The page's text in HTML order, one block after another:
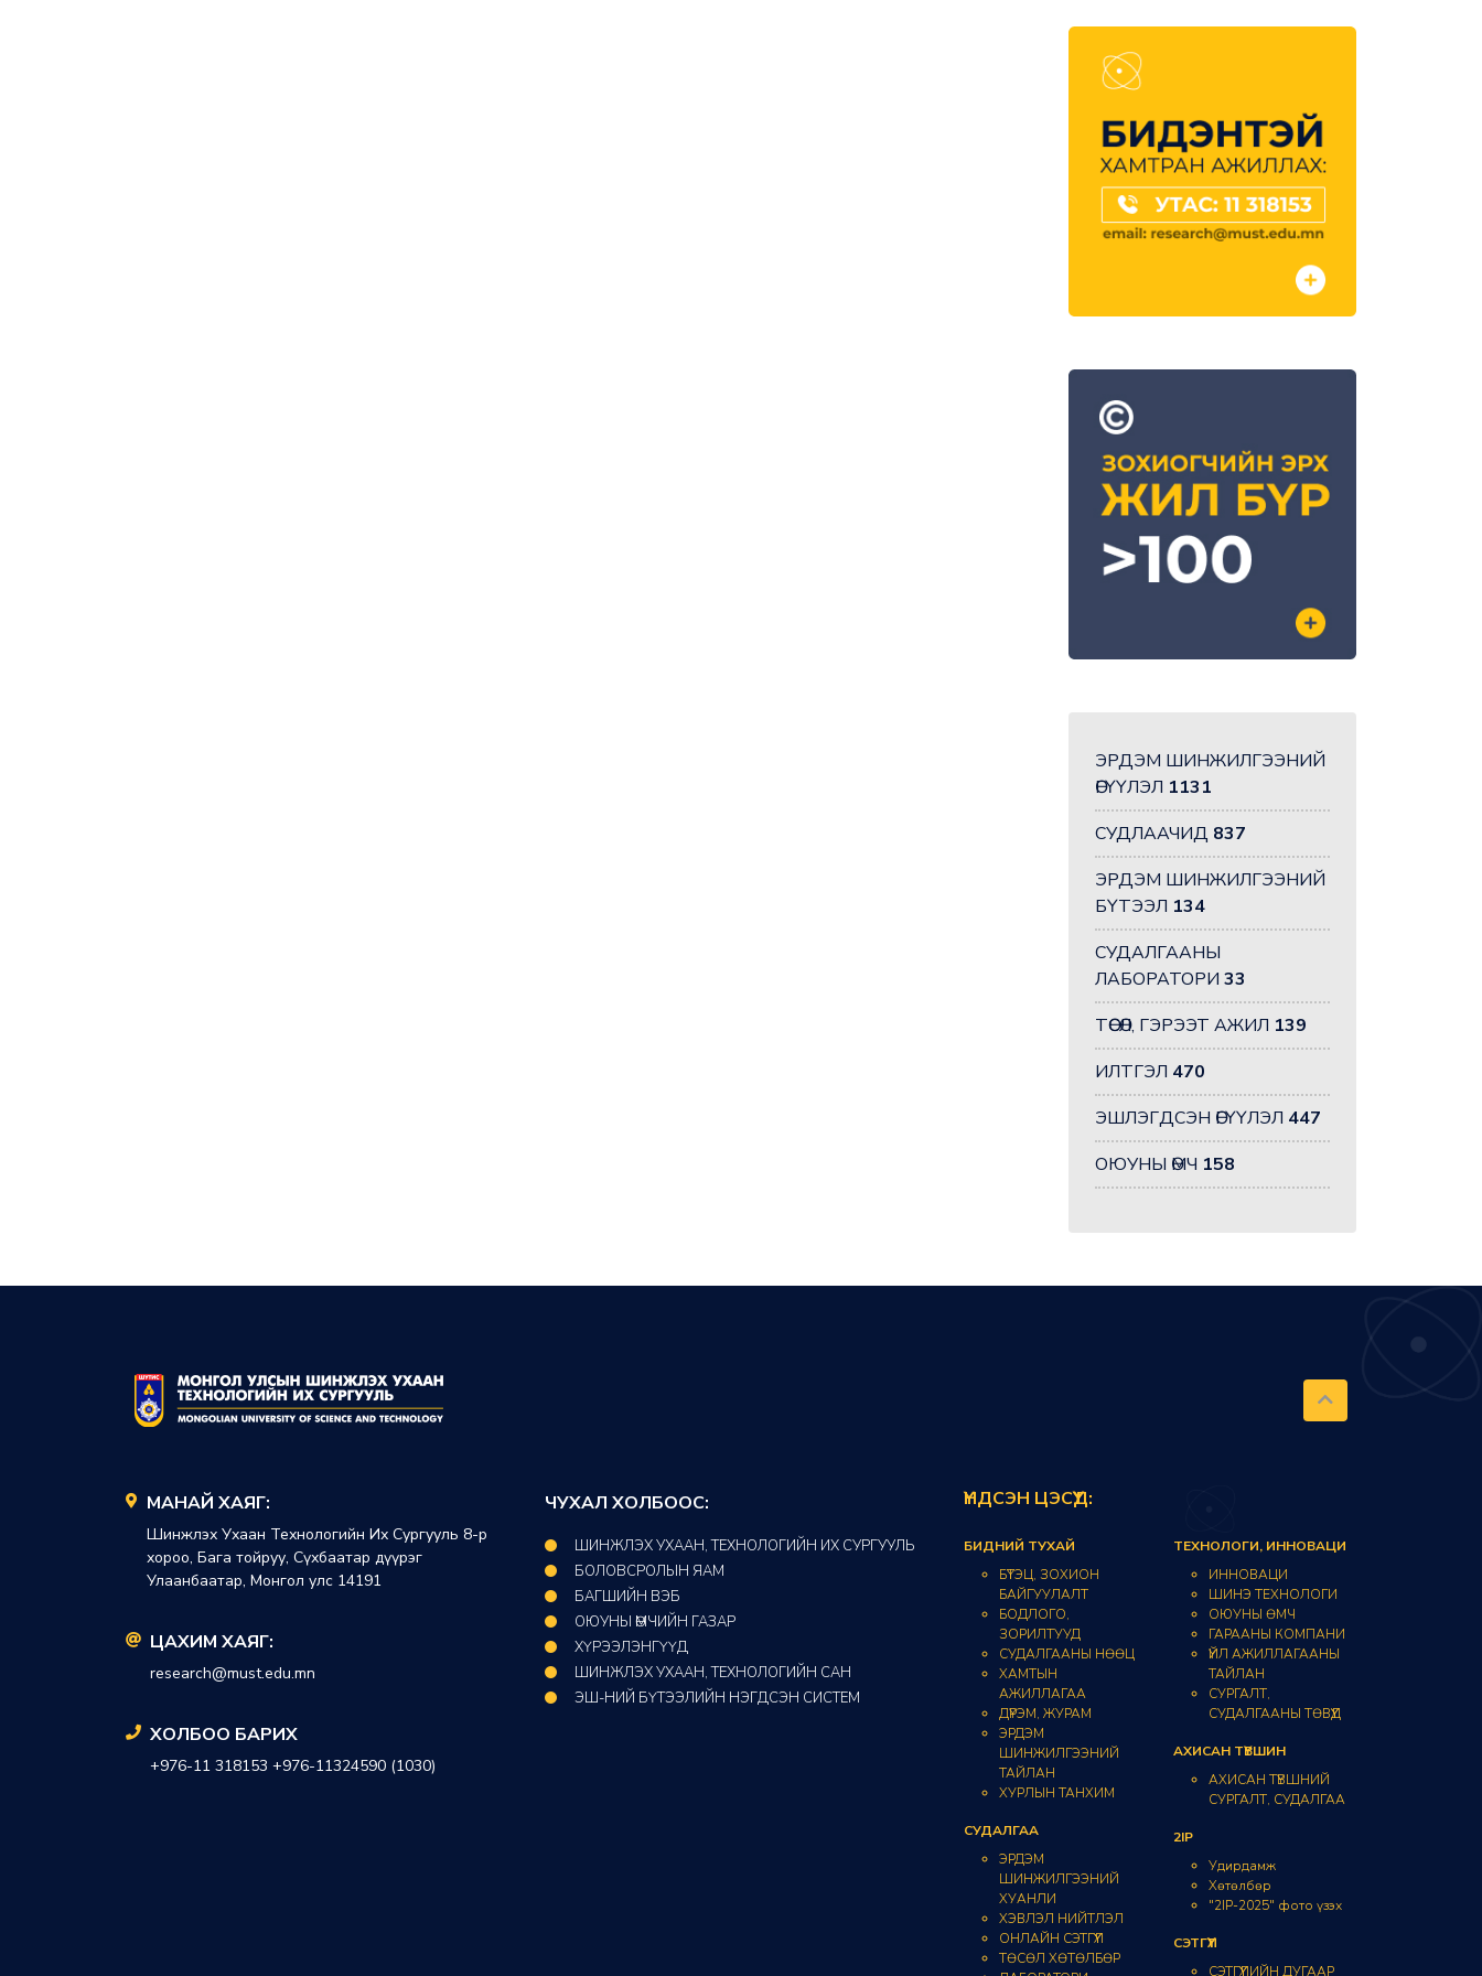
ЭРДЭМ ШИНЖИЛГЭЭНИЙ
ӨГҮҮЛЭЛ 1131
СУДЛААЧИД 837
ЭРДЭМ ШИНЖИЛГЭЭНИЙ
БҮТЭЭЛ 134
СУДАЛГААНЫ
ЛАБОРАТОРИ 33
ТӨСӨЛ, ГЭРЭЭТ АЖИЛ 139
ИЛТГЭЛ 470
ЭШЛЭГДСЭН ӨГҮҮЛЭЛ 447
ОЮУНЫ ӨМЧ 158
МАНАЙ ХАЯГ:
Шинжлэх Ухаан Технологийн Их Сургууль 8-р
хороо, Бага тойруу, Сүхбаатар дүүрэг
Улаанбаатар, Монгол улс 14191
ЦАХИМ ХАЯГ:
research@must.edu.mn
ХОЛБОО БАРИХ
+976-11 318153 +976-11324590 (1030)
ЧУХАЛ ХОЛБООС:
ШИНЖЛЭХ УХААН, ТЕХНОЛОГИЙН ИХ СУРГУУЛЬ
БОЛОВСРОЛЫН ЯАМ
БАГШИЙН ВЭБ
ОЮУНЫ ӨМЧИЙН ГАЗАР​
ХҮРЭЭЛЭНГҮҮД​
ШИНЖЛЭХ УХААН, ТЕХНОЛОГИЙН САН​
ЭШ-НИЙ БҮТЭЭЛИЙН НЭГДСЭН СИСТЕМ
ҮНДСЭН ЦЭСҮҮД:
БИДНИЙ ТУХАЙ
БҮТЭЦ, ЗОХИОН
БАЙГУУЛАЛТ
БОДЛОГО,
ЗОРИЛТУУД
СУДАЛГААНЫ НӨӨЦ
ХАМТЫН
АЖИЛЛАГАА
ДҮРЭМ, ЖУРАМ
ЭРДЭМ
ШИНЖИЛГЭЭНИЙ
ТАЙЛАН
ХУРЛЫН ТАНХИМ
СУДАЛГАА
ЭРДЭМ
ШИНЖИЛГЭЭНИЙ
ХУАНЛИ
ХЭВЛЭЛ НИЙТЛЭЛ
ОНЛАЙН СЭТГҮҮЛ
ТӨСӨЛ ХӨТӨЛБӨР
ТЕХНОЛОГИ, ИННОВАЦИ
ИННОВАЦИ
ШИНЭ ТЕХНОЛОГИ
ОЮУНЫ ӨМЧ
ГАРААНЫ КОМПАНИ
ҮЙЛ АЖИЛЛАГААНЫ
ТАЙЛАН
СУРГАЛТ,
СУДАЛГААНЫ ТӨВҮҮД
АХИСАН ТҮВШИН
АХИСАН ТҮВШНИЙ
СУРГАЛТ, СУДАЛГАА
2IP
Удирдамж
Хөтөлбөр
"2IP-2025" фото үзэх
СЭТГҮҮЛ
СЭТГҮҮЛИЙН ДУГААР